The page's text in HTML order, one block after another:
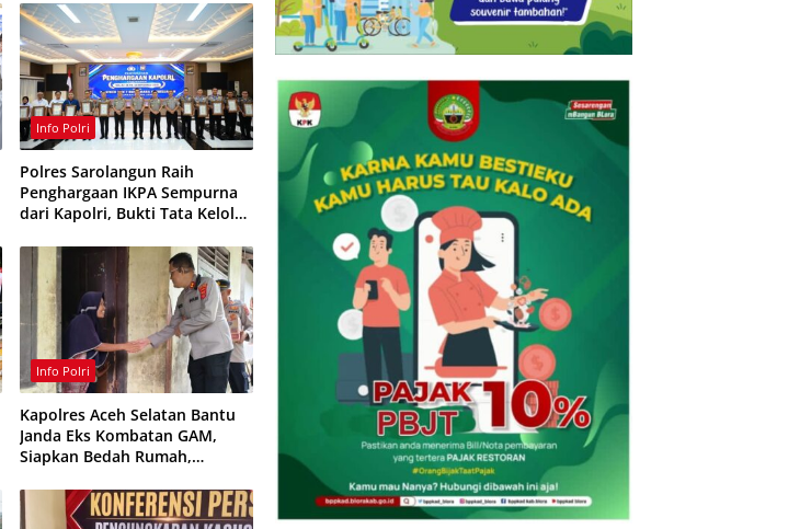
Info Polri
Polres Sarolangun Raih
Penghargaan IKPA Sempurna
dari Kapolri, Bukti Tata Kelola
Info Polri
Kapolres Aceh Selatan Bantu
Janda Eks Kombatan GAM,
Siapkan Bedah Rumah,